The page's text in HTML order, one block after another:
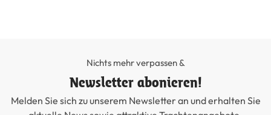
Nichts mehr verpassen &
Newsletter abonieren!
Melden Sie sich zu unserem Newsletter an und erhalten Sie